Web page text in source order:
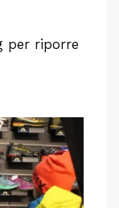
per riporre